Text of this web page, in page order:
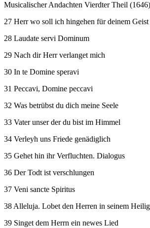
Musicalischer Andachten Vierdter Theil
27 Herr wo soll ich hingehen für deinem Geist
28 Laudate servi Dominum
29 Nach dir Herr verlanget mich
30 In te Domine speravi
31 Peccavi, Domine peccavi
32 Was betrübst du dich meine Seele
33 Vater unser der du bist im Himmel
34 Verleyh uns Friede genädiglich
35 Gehet hin ihr Verfluchten. Dialogus
36 Der Todt ist verschlungen
37 Veni sancte Spiritus
38 Alleluja. Lobet den Herren in seinem
39 Singet dem Herrn ein newes Lied